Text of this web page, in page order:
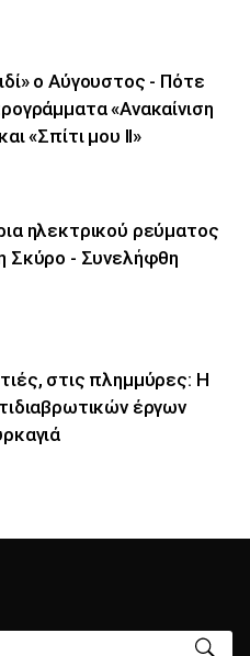
ο Αύγουστος - Πότε
«Ανακαίνιση
«Σπίτι μου ΙΙ»
ηλεκτρικού ρεύματος
Σκύρο - Συνελήφθη
στις πλημμύρες: Η
έργων